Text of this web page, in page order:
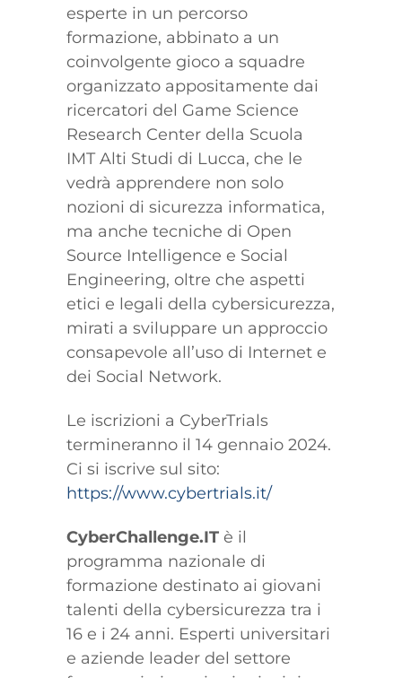
esperte in un percorso
formazione, abbinato a un
coinvolgente gioco a squadre
organizzato appositamente dai
ricercatori del Game Science
Research Center della Scuola
IMT Alti Studi di Lucca, che le
vedrà apprendere non solo
nozioni di sicurezza informatica,
ma anche tecniche di Open
Source Intelligence e Social
Engineering, oltre che aspetti
etici e legali della cybersicurezza,
mirati a sviluppare un approccio
consapevole all’uso di Internet e
dei Social Network.
Le iscrizioni a CyberTrials
termineranno il 14 gennaio 2024.
Ci si iscrive sul sito:
https://www.cybertrials.it/
CyberChallenge.IT è il
programma nazionale di
formazione destinato ai giovani
talenti della cybersicurezza tra i
16 e i 24 anni. Esperti universitari
e aziende leader del settore